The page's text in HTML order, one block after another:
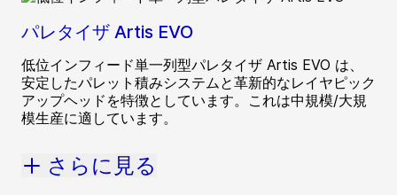
パレタイザ Artis EVO
低位インフィード単一列型パレタイザ Artis EVO は、
安定したパレット積みシステムと革新的なレイヤピック
アップヘッドを特徴としています。これは中規模/大規
模生産に適しています。
さらに見る